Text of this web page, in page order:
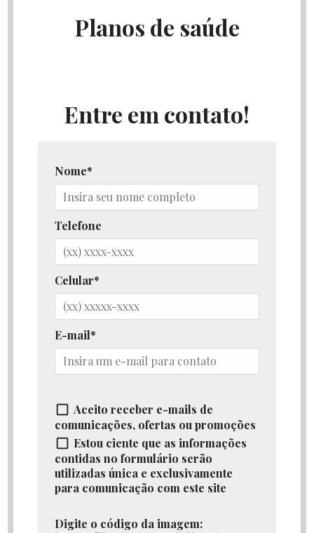
Planos de saúde
Entre em contato!
Nome
Telefone
Celular
E-mail
Aceito receber e-mails de
comunicações, ofertas ou promoções
Estou ciente que as informações
contidas no formulário serão
utilizadas única e exclusivamente
para comunicação com este site
Digite o código da imagem: